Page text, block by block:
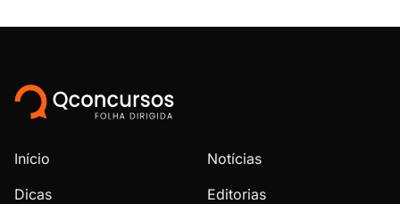
Início
Notícias
Dicas
Editorias